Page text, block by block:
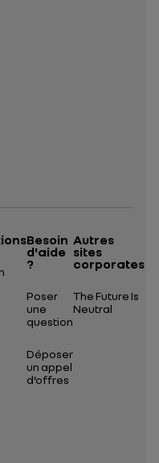
Besoin
d'aide
?
Poser
une
question
Déposer
un appel
d’offres
Autres
sites
corporates
The Future Is
Neutral